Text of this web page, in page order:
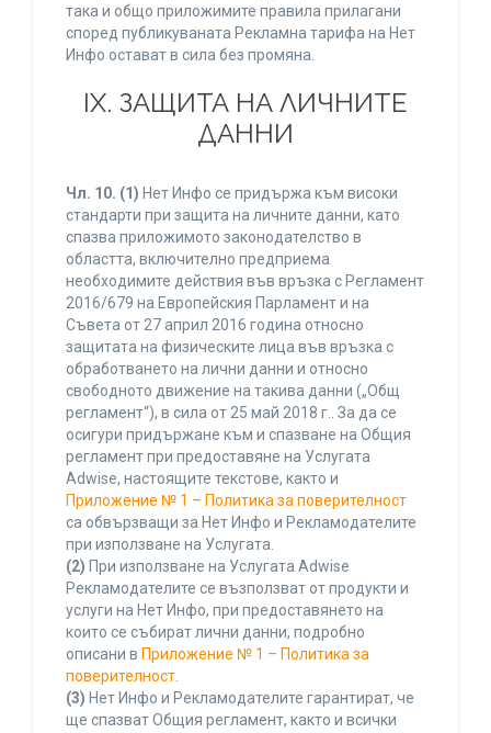
така и общо приложимите правила прилагани
според публикуваната Рекламна тарифа на Нет
Инфо остават в сила без промяна.
IХ. ЗАЩИТА НА ЛИЧНИТЕ
ДАННИ
Чл. 10. (1) Нет Инфо се придържа към високи
стандарти при защита на личните данни, като
спазва приложимото законодателство в
областта, включително предприема
необходимите действия във връзка с Регламент
2016/679 на Европейския Парламент и на
Съвета от 27 април 2016 година относно
защитата на физическите лица във връзка с
обработването на лични данни и относно
свободното движение на такива данни („Общ
регламент“), в сила от 25 май 2018 г.. За да се
осигури придържане към и спазване на Общия
регламент при предоставяне на Услугата
Adwise, настоящите текстове, както и
Приложение № 1 – Политика за поверителност
са обвързващи за Нет Инфо и Рекламодателите
при използване на Услугата.
(2) При използване на Услугата Adwise
Рекламодателите се възползват от продукти и
услуги на Нет Инфо, при предоставянето на
които се събират лични данни, подробно
описани в Приложение № 1 – Политика за
поверителност.
(3) Нет Инфо и Рекламодателите гарантират, че
ще спазват Общия регламент, както и всички